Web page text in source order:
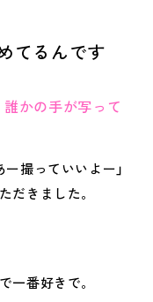
てるんです
誰かの手が写って
撮っていいよー」
だきました。
一番好きで。